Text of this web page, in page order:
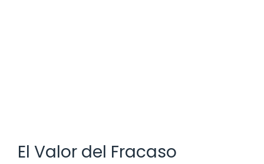
El Valor del Fracaso